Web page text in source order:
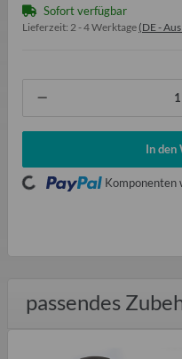
Sofort verfügbar
Lieferzeit: 2 - 4 Werktage (DE -
In den
Komponenten
passendes